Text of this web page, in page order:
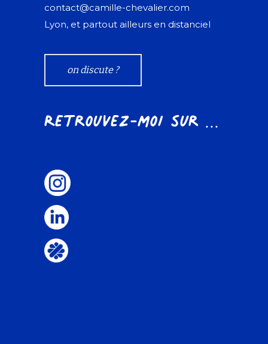
contact@camille-chevalier.com
Lyon, et partout ailleurs en distanciel
on discute ?
Retrouvez-moi sur ...